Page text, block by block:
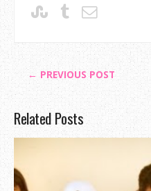
← PREVIOUS POST
Related Posts